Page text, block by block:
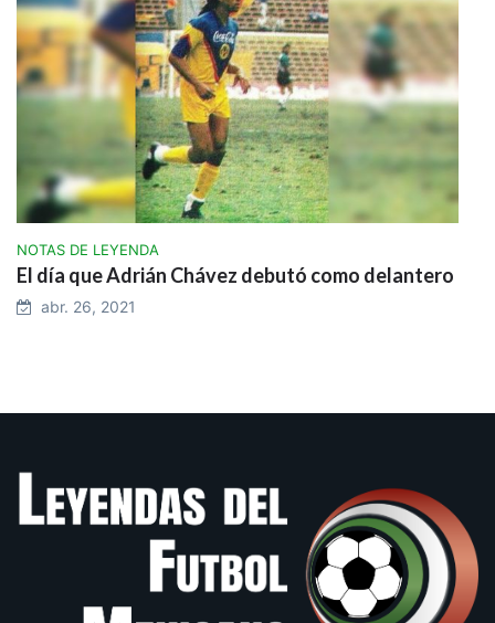
NOTAS DE LEYENDA
El día que Adrián Chávez debutó como delantero
abr. 26, 2021